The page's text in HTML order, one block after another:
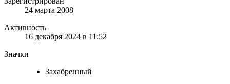
24 марта 2008
Активность
16 декабря 2024 в 11:52
Значки
Захабренный